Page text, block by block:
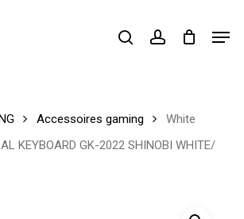
searchaccount
Accessoires gaming
White
KEYBOARD GK-2022 SHINOBI WHITE/